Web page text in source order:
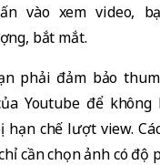
vào xem video,
bắt mắt.
phải đảm bảo
Youtube để
hạn chế lượt view.
cần chọn ảnh có độ